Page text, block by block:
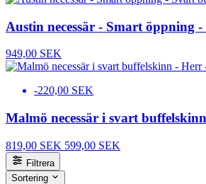
Austin necessär - Smart öppning
949,00 SEK
-220,00 SEK
Malmö necessär i svart
819,00 SEK 599,00 SEK
Filtrera
Sortering